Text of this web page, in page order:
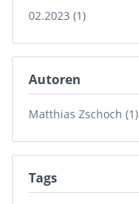
02.2023 (1)
Autoren
Matthias Zschoch (1)
Tags